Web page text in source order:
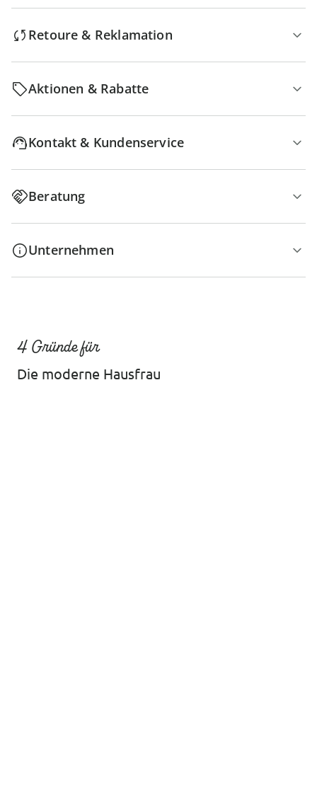
Retoure & Reklamation
Aktionen & Rabatte
Kontakt & Kundenservice
Beratung
Unternehmen
4 Gründe für
Die moderne Hausfrau